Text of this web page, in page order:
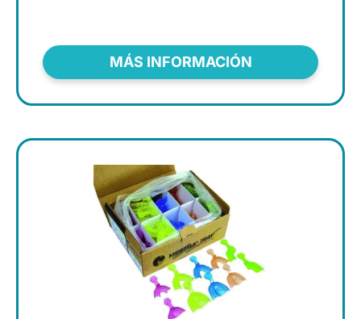
MÁS INFORMACIÓN